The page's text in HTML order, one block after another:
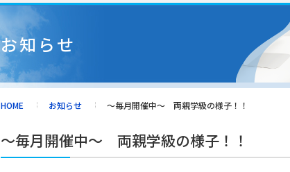
お知らせ
HOME お知らせ ～毎月開催中～ 両親学級の様子！！
～毎月開催中～ 両親学級の様子！！